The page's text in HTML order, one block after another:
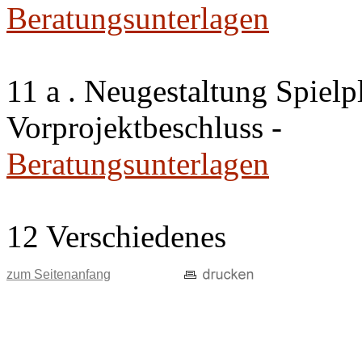
Beratungsunterlagen
11 a . Neugestaltung
Vorprojektbeschluss -
Beratungsunterlagen
12 Verschiedenes
zum Seitenanfang